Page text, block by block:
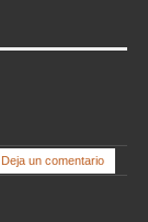
Deja un comentario